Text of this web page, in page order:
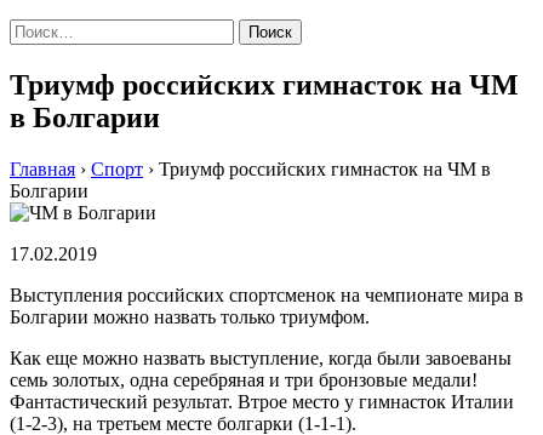
Найти:
Триумф российских гимнасток на ЧМ
в Болгарии
Главная › Спорт › Триумф российских гимнасток на ЧМ в
Болгарии
17.02.2019
Выступления российских спортсменок на чемпионате мира в
Болгарии можно назвать только триумфом.
Как еще можно назвать выступление, когда были завоеваны
семь золотых, одна серебряная и три бронзовые медали!
Фантастический результат. Втрое место у гимнасток Италии
(1-2-3), на третьем месте болгарки (1-1-1).